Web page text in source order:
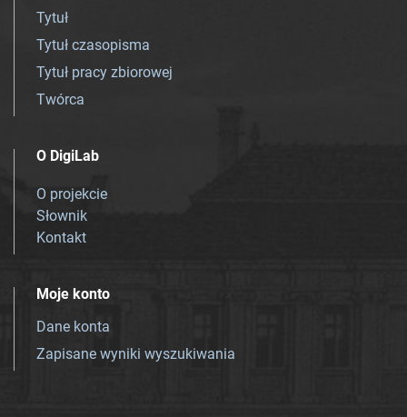
Tytuł
Tytuł czasopisma
Tytuł pracy zbiorowej
Twórca
O DigiLab
O projekcie
Słownik
Kontakt
Moje konto
Dane konta
Zapisane wyniki wyszukiwania